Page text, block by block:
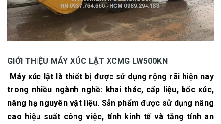
GIỚI THIỆU MÁY XÚC LẬT XCMG LW500KN
Máy xúc lật là thiết bị được sử dụng rộng rãi hiện nay
trong nhiều ngành nghề: khai thác, cấp liệu, bốc xúc,
nâng hạ nguyên vật liệu. Sản phẩm được sử dụng nâng
cao hiệu suất công việc, tính kinh tế và tăng tính an